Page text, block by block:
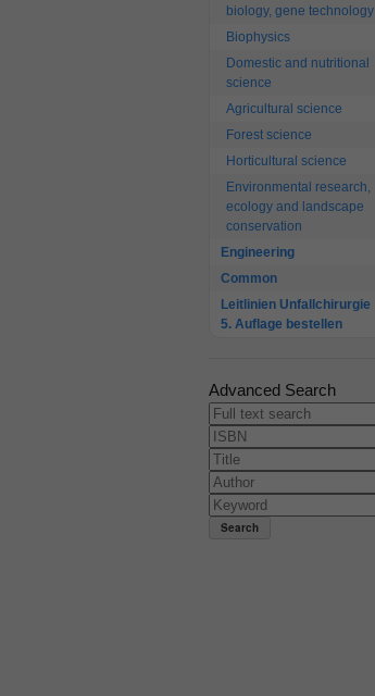
biology, gene technology
Biophysics
Domestic and nutritional
science
Agricultural science
Forest science
Horticultural science
Environmental research,
ecology and landscape
conservation
Engineering
Common
Leitlinien Unfallchirurgie
5. Auflage bestellen
Advanced Search